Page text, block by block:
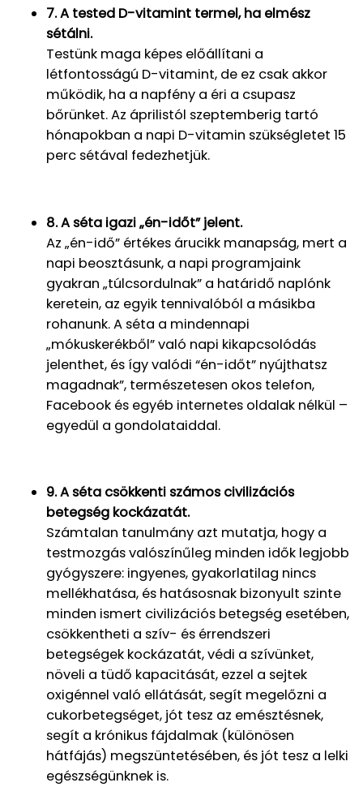
7. A tested D-vitamint termel, ha elmész
sétálni.
Testünk maga képes előállítani a
létfontosságú D-vitamint, de ez csak akkor
működik, ha a napfény a éri a csupasz
bőrünket. Az áprilistól szeptemberig tartó
hónapokban a napi D-vitamin szükségletet 15
perc sétával fedezhetjük.
8. A séta igazi „én-időt” jelent.
Az „én-idő” értékes árucikk manapság, mert a
napi beosztásunk, a napi programjaink
gyakran „túlcsordulnak” a határidő naplónk
keretein, az egyik tennivalóból a másikba
rohanunk. A séta a mindennapi
„mókuskerékből” való napi kikapcsolódás
jelenthet, és így valódi “én-időt” nyújthatsz
magadnak”, természetesen okos telefon,
Facebook és egyéb internetes oldalak nélkül –
egyedül a gondolataiddal.
9. A séta csökkenti számos civilizációs
betegség kockázatát.
Számtalan tanulmány azt mutatja, hogy a
testmozgás valószínűleg minden idők legjobb
gyógyszere: ingyenes, gyakorlatilag nincs
mellékhatása, és hatásosnak bizonyult szinte
minden ismert civilizációs betegség esetében,
csökkentheti a szív- és érrendszeri
betegségek kockázatát, védi a szívünket,
növeli a tüdő kapacitását, ezzel a sejtek
oxigénnel való ellátását, segít megelőzni a
cukorbetegséget, jót tesz az emésztésnek,
segít a krónikus fájdalmak (különösen
hátfájás) megszüntetésében, és jót tesz a lelki
egészségünknek is.